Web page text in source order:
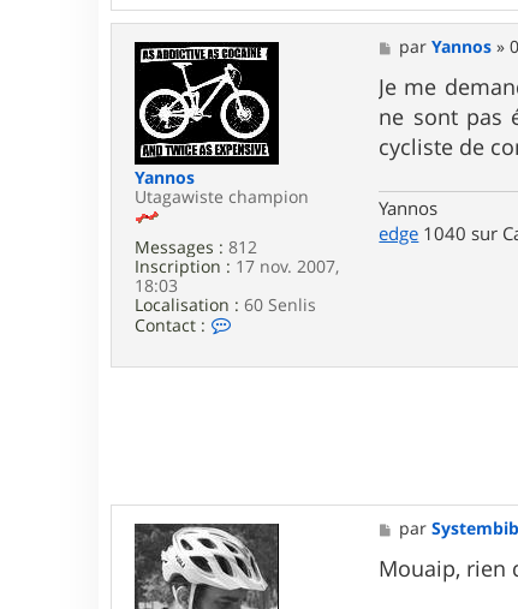
t
a
c
t
e
r
G
2
Yannos
Utagawiste champion
Messages : 812
Inscription : 17 nov. 2007,
18:03
Localisation : 60 Senlis
Contact :
n
n
o
s
M
e
s
s
a
g
e
parYannos »
Je me
ne sont pas
cycliste de
Yannos
edge 1040 sur
M
e
s
s
parSystembib
Mouaip, rien